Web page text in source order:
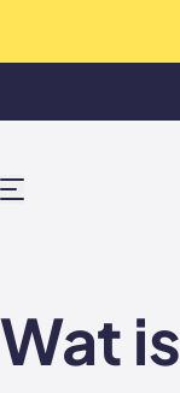
MENU
Wat